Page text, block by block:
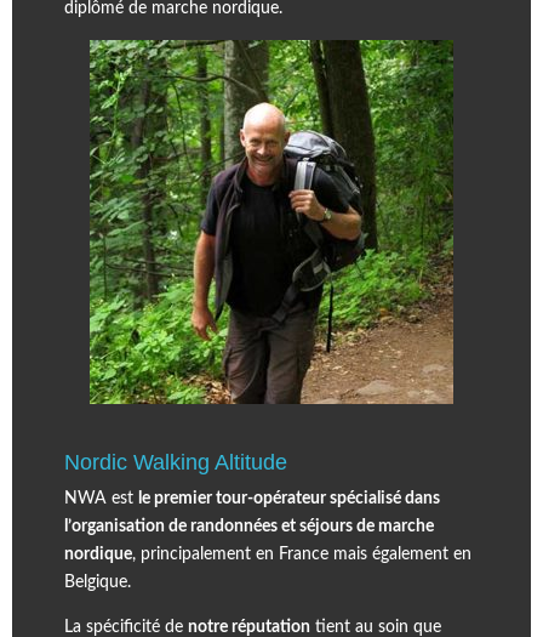
diplômé de marche nordique.
Nordic Walking Altitude
NWA est le premier tour-opérateur spécialisé dans
l’organisation de randonnées et séjours de marche
nordique, principalement en France mais également en
Belgique.
La spécificité de notre réputation tient au soin que